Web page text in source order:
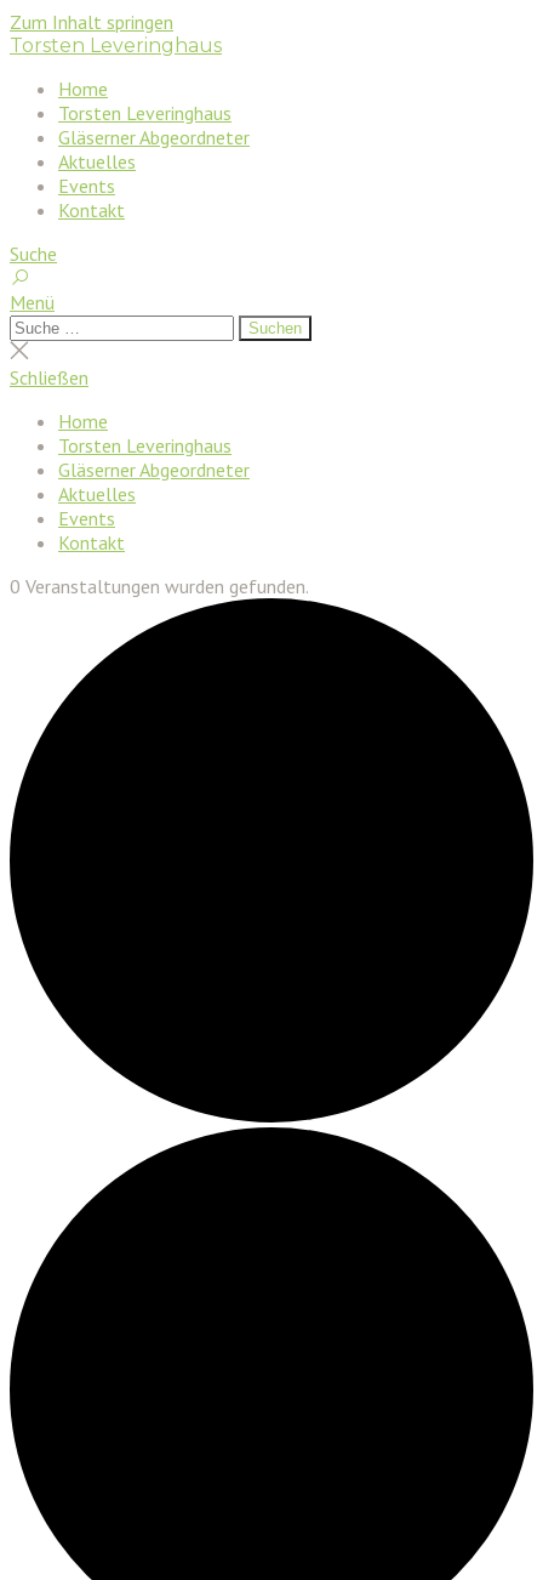
Zum Inhalt springen
Torsten Leveringhaus
Home
Torsten Leveringhaus
Gläserner Abgeordneter
Aktuelles
Events
Kontakt
Suche
Menü
Suchen
nach:
Suchen
Suche
schließen
Schließen
Home
Torsten Leveringhaus
Gläserner Abgeordneter
Aktuelles
Events
Kontakt
0 Veranstaltungen wurden gefunden.